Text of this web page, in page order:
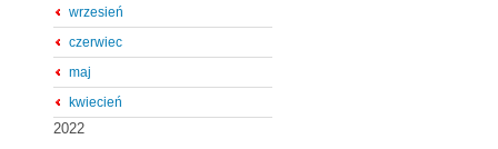
wrzesień
czerwiec
maj
kwiecień
2022